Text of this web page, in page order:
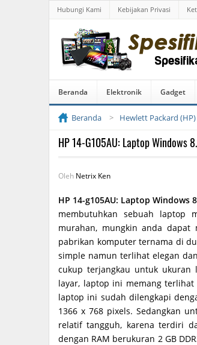
Hubungi Kami Kebijakan Privasi
Beranda Elektronik Gadget
Beranda Hewlett Packard (HP)
HP 14-G105AU: Laptop Windows
Oleh Netrix Ken
HP 14-g105AU: Laptop Windows
membutuhkan sebuah laptop
murahan, mungkin anda
pabrikan komputer ternama di
simple namun terlihat elegan
cukup terjangkau untuk ukuran
layar, laptop ini memang
laptop ini sudah dilengkapi
1366 x 768 pixels. Sedangkan
relatif tangguh, karena terdiri
dengan RAM berukuran 2 GB